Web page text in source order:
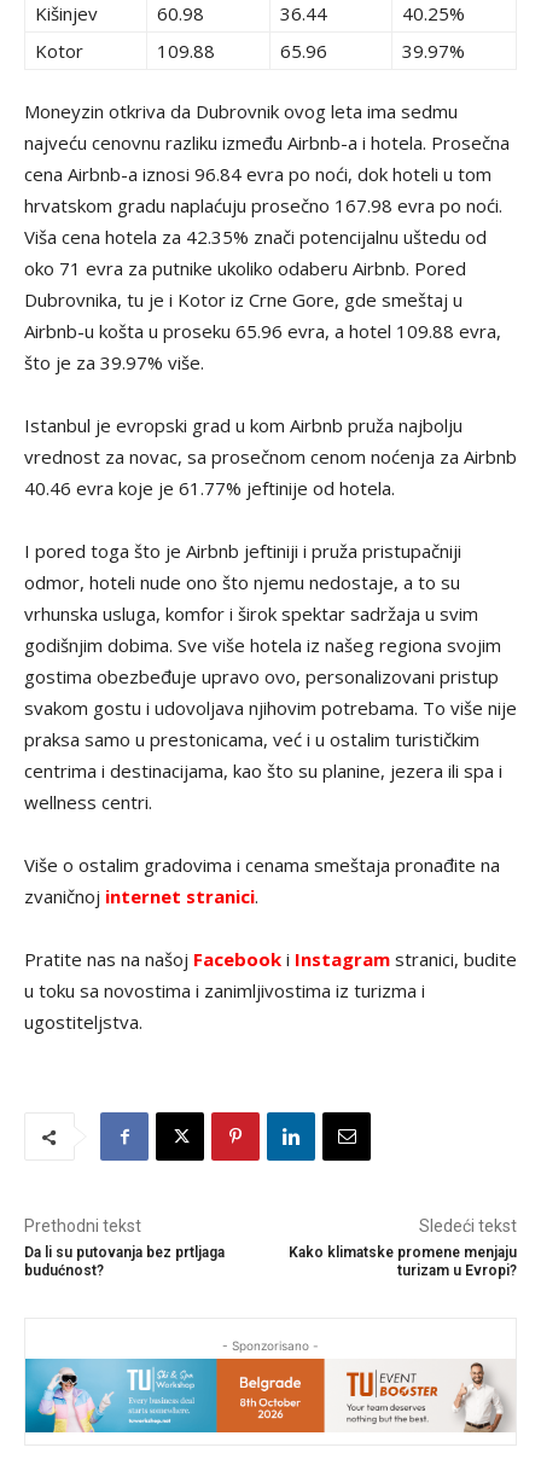
Kišinjev
60.98 36.44
40.25%
Kotor
109.88 65.96 39.97%
Moneyzin otkriva da Dubrovnik ovog leta ima sedmu
najveću cenovnu razliku između Airbnb-a i hotela. Prosečna
cena Airbnb-a iznosi 96.84 evra po noći, dok hoteli u tom
hrvatskom gradu naplaćuju prosečno 167.98 evra po noći.
Viša cena hotela za 42.35% znači potencijalnu uštedu od
oko 71 evra za putnike ukoliko odaberu Airbnb. Pored
Dubrovnika, tu je i Kotor iz Crne Gore, gde smeštaj u
Airbnb-u košta u proseku 65.96 evra, a hotel 109.88 evra,
što je za 39.97% više.
Istanbul je evropski grad u kom Airbnb pruža najbolju
vrednost za novac, sa prosečnom cenom noćenja za Airbnb
40.46 evra koje je 61.77% jeftinije od hotela.
I pored toga što je Airbnb jeftiniji i pruža pristupačniji
odmor, hoteli nude ono što njemu nedostaje, a to su
vrhunska usluga, komfor i širok spektar sadržaja u svim
godišnjim dobima. Sve više hotela iz našeg regiona svojim
gostima obezbeđuje upravo ovo, personalizovani pristup
svakom gostu i udovoljava njihovim potrebama. To više nije
praksa samo u prestonicama, već i u ostalim turističkim
centrima i destinacijama, kao što su planine, jezera ili spa i
wellness centri.
Više o ostalim gradovima i cenama smeštaja pronađite na
zvaničnoj internet stranici.
Pratite nas na našoj Facebook i Instagram stranici, budite
u toku sa novostima i zanimljivostima iz turizma i
ugostiteljstva.
Prethodni tekst
Da li su putovanja bez prtljaga
budućnost?
Sledeći tekst
Kako klimatske promene menjaju
turizam u Evropi?
- Sponzorisano -